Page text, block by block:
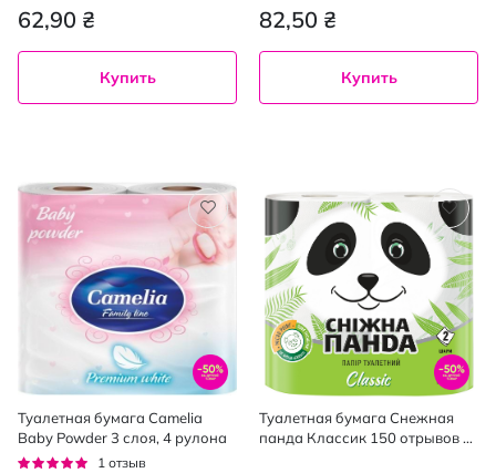
62,90 ₴
Купить
82,50 ₴
Купить
Туалетная бумага Camelia
Baby Powder 3 слоя, 4 рулона
Рейтинг:
1 отзыв
Туалетная бумага Снежная
панда Классик 150 отрывов 2